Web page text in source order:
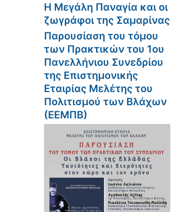
Η Μεγάλη Παναγία και οι
ζωγράφοι της Σαμαρίνας
Παρουσίαση του τόμου
των Πρακτικών του 1ου
Πανελλήνιου Συνεδρίου
της Επιστημονικής
Εταιρίας Μελέτης του
Πολιτισμού των Βλάχων
(ΕΕΜΠΒ)